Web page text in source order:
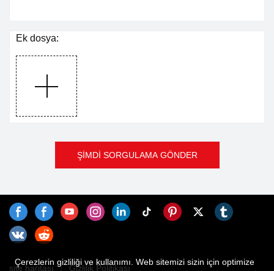
Ek dosya:
ŞİMDİ SORGULAMA GÖNDER
site haritası Gizlilik Politikası
Çerezlerin gizliliği ve kullanımı. Web sitemizi sizin için optimize